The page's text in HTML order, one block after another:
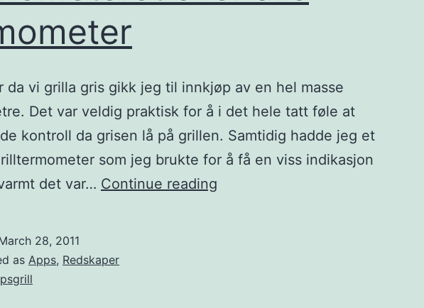
da vi grilla gris gikk jeg til innkjøp av en hel masse
Det var veldig praktisk for å i det hele tatt føle at
kontroll da grisen lå på grillen. Samtidig hadde jeg et
som jeg brukte for å få en viss indikasjon
det var… Continue reading
28, 2011
as Apps, Redskaper